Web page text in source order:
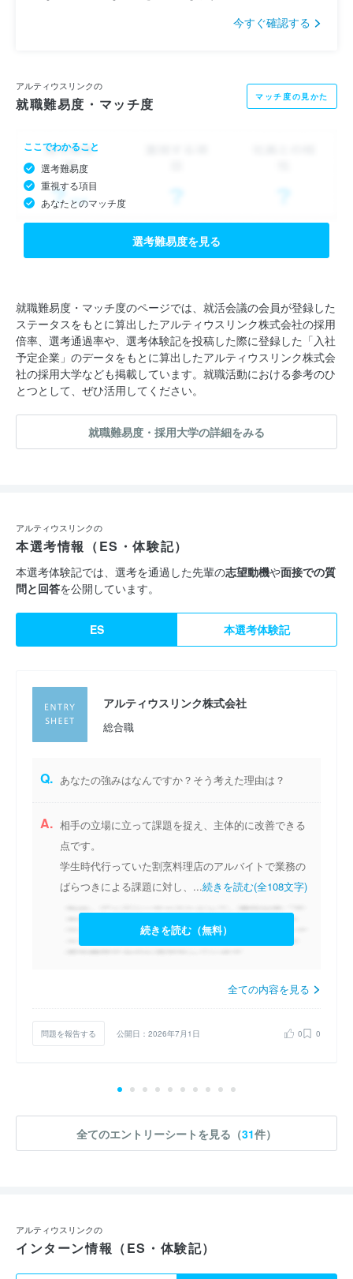
今すぐ確認する
アルティウスリンクの
就職難易度・マッチ度 マッチ度の見かた
ここでわかること
選考難易度
重視する項目
あなたとのマッチ度
選考難易度を見る
就職難易度・マッチ度のページでは、就活会議の会員が登録した
ステータスをもとに算出したアルティウスリンク株式会社の採用
倍率、選考通過率や、選考体験記を投稿した際に登録した「入社
予定企業」のデータをもとに算出したアルティウスリンク株式会
社の採用大学なども掲載しています。就職活動における参考のひ
とつとして、ぜひ活用してください。
就職難易度・採用大学の詳細をみる
アルティウスリンクの
本選考情報（ES・体験記）
本選考体験記では、選考を通過した先輩の志望動機や面接での質
問と回答を公開しています。
ES 本選考体験記
アルティウスリンク株式会社
総合職
Q. あなたの強みはなんですか？そう考えた理由は？
A. 相手の立場に立って課題を捉え、主体的に改善できる
点です。
学生時代行っていた割烹料理店のアルバイトで業務の
ばらつきによる課題に対し、...続きを読む(全108文字)
続きを読む（無料）
全ての内容を見る
問題を報告する 公開日：2026年7月1日 0 0
全てのエントリーシートを見る（31件）
アルティウスリンクの
インターン情報（ES・体験記）